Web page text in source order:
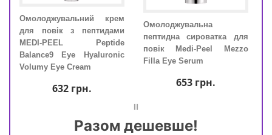
Омолоджувальний крем
для повік з пептидами
MEDI-PEEL Peptide
Balance9 Eye Hyaluronic
Volumy Eye Cream
632грн.
Омолоджувальна
пептидна сироватка для
повік Medi-Peel Mezzo
Filla Eye Serum
653грн.
=
Разом дешевше!